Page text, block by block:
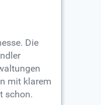
Die
mit klarem
schon.